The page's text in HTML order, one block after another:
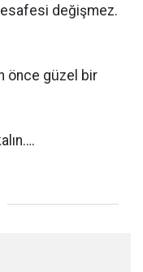
değişmez.
önce güzel bir